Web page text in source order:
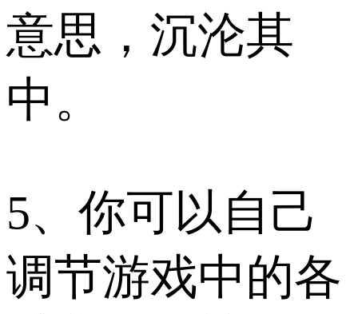
意思，沉沦其
中。
5、你可以自己
调节游戏中的各